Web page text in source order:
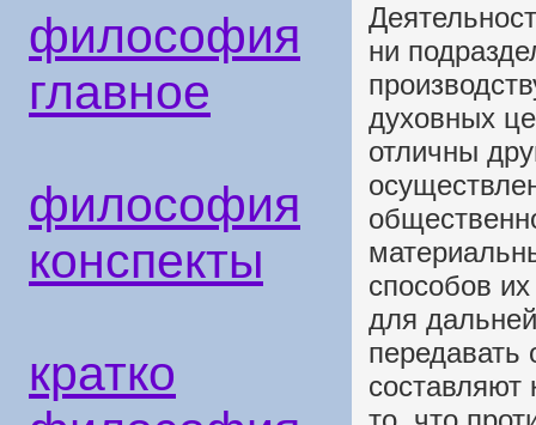
философия
главное
философия
конспекты
кратко
ни
духовных
отличны
способов
для
передавать
составляют